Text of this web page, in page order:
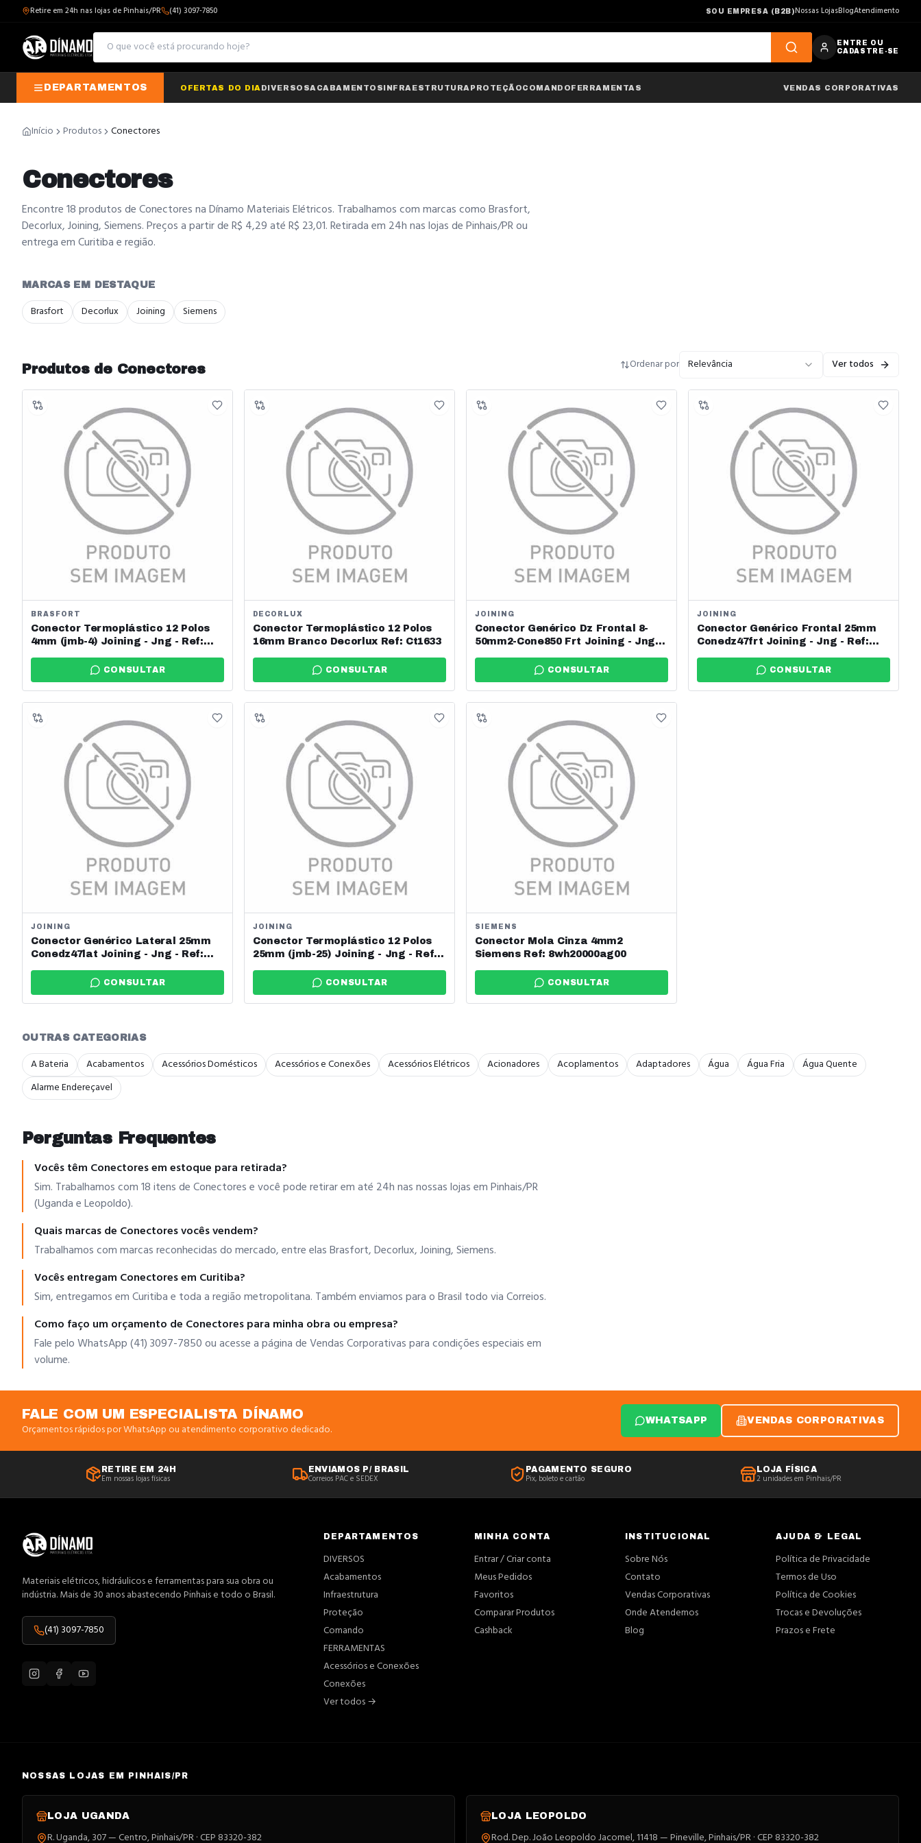
Retire em 24h nas lojas de Pinhais/PR (41) 3097-7850 SOU EMPRESA (B2B)Nossas LojasBlogAtendimento
ENTRE OU
CADASTRE-SE
DEPARTAMENTOS OFERTAS DO DIA DIVERSOSACABAMENTOSINFRAESTRUTURA PROTEÇÃOCOMANDOFERRAMENTAS VENDAS CORPORATIVAS
Início Produtos Conectores
Conectores
Encontre 18 produtos de Conectores na Dínamo Materiais Elétricos. Trabalhamos com marcas como Brasfort,
Decorlux, Joining, Siemens. Preços a partir de R$ 4,29 até R$ 23,01. Retirada em 24h nas lojas de Pinhais/PR ou
entrega em Curitiba e região.
MARCAS EM DESTAQUE
Brasfort Decorlux Joining Siemens
Produtos de Conectores Ordenar por Relevância Ver todos
BRASFORT
Conector Termoplástico 12 Polos
4mm (jmb-4) Joining - Jng - Ref:
CONSULTAR
DECORLUX
Conector Termoplástico 12 Polos
16mm Branco Decorlux Ref: Ct1633
CONSULTAR
JOINING
Conector Genérico Dz Frontal 8-
50mm2-Cone850 Frt Joining - Jng -
CONSULTAR
JOINING
Conector Genérico Frontal 25mm
Conedz47frt Joining - Jng - Ref:
CONSULTAR
JOINING
Conector Genérico Lateral 25mm
Conedz47lat Joining - Jng - Ref:
CONSULTAR
JOINING
Conector Termoplástico 12 Polos
25mm (jmb-25) Joining - Jng - Ref:
CONSULTAR
SIEMENS
Conector Mola Cinza 4mm2
Siemens Ref: 8wh20000ag00
CONSULTAR
OUTRAS CATEGORIAS
A Bateria Acabamentos Acessórios Domésticos Acessórios e Conexões Acessórios Elétricos Acionadores Acoplamentos Adaptadores Água Água Fria
Água Quente
Alarme Endereçavel
Perguntas Frequentes
Vocês têm Conectores em estoque para retirada?
Sim. Trabalhamos com 18 itens de Conectores e você pode retirar em até 24h nas nossas lojas em Pinhais/PR
(Uganda e Leopoldo).
Quais marcas de Conectores vocês vendem?
Trabalhamos com marcas reconhecidas do mercado, entre elas Brasfort, Decorlux, Joining, Siemens.
Vocês entregam Conectores em Curitiba?
Sim, entregamos em Curitiba e toda a região metropolitana. Também enviamos para o Brasil todo via Correios.
Como faço um orçamento de Conectores para minha obra ou empresa?
Fale pelo WhatsApp (41) 3097-7850 ou acesse a página de Vendas Corporativas para condições especiais em
volume.
FALE COM UM ESPECIALISTA DÍNAMO
Orçamentos rápidos por WhatsApp ou atendimento corporativo dedicado.
WHATSAPP VENDAS CORPORATIVAS
RETIRE EM 24H
Em nossas lojas físicas
ENVIAMOS P/ BRASIL
Correios PAC e SEDEX
PAGAMENTO SEGURO
Pix, boleto e cartão
LOJA FÍSICA
2 unidades em Pinhais/PR
Materiais elétricos, hidráulicos e ferramentas para sua obra ou
indústria. Mais de 30 anos abastecendo Pinhais e todo o Brasil.
(41) 3097-7850
DEPARTAMENTOS
DIVERSOS
Acabamentos
Infraestrutura
Proteção
Comando
FERRAMENTAS
Acessórios e Conexões
Conexões
Ver todos →
MINHA CONTA
Entrar / Criar conta
Meus Pedidos
Favoritos
Comparar Produtos
Cashback
INSTITUCIONAL
Sobre Nós
Contato
Vendas Corporativas
Onde Atendemos
Blog
AJUDA & LEGAL
Política de Privacidade
Termos de Uso
Política de Cookies
Trocas e Devoluções
Prazos e Frete
NOSSAS LOJAS EM PINHAIS/PR
LOJA UGANDA
R. Uganda, 307 — Centro, Pinhais/PR · CEP 83320-382
LOJA LEOPOLDO
Rod. Dep. João Leopoldo Jacomel, 11418 — Pineville, Pinhais/PR · CEP 83320-382